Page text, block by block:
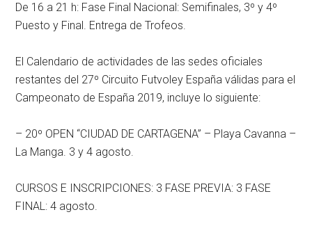
De 16 a 21 h: Fase Final Nacional: Semifinales, 3º y 4º
Puesto y Final. Entrega de Trofeos.
El Calendario de actividades de las sedes oficiales
restantes del 27º Circuito Futvoley España válidas para el
Campeonato de España 2019, incluye lo siguiente:
– 20º OPEN “CIUDAD DE CARTAGENA” – Playa Cavanna –
La Manga. 3 y 4 agosto.
CURSOS E INSCRIPCIONES: 3 FASE PREVIA: 3 FASE
FINAL: 4 agosto.